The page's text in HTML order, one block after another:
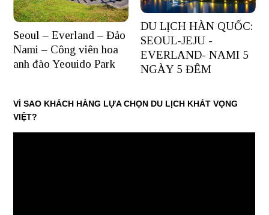
Seoul – Everland – Đảo
Nami – Công viên hoa
anh đào Yeouido Park
DU LỊCH HÀN QUỐC:
SEOUL-JEJU -
EVERLAND- NAMI 5
NGÀY 5 ĐÊM
VÌ SAO KHÁCH HÀNG LỰA CHỌN DU LỊCH KHÁT VỌNG
VIỆT?